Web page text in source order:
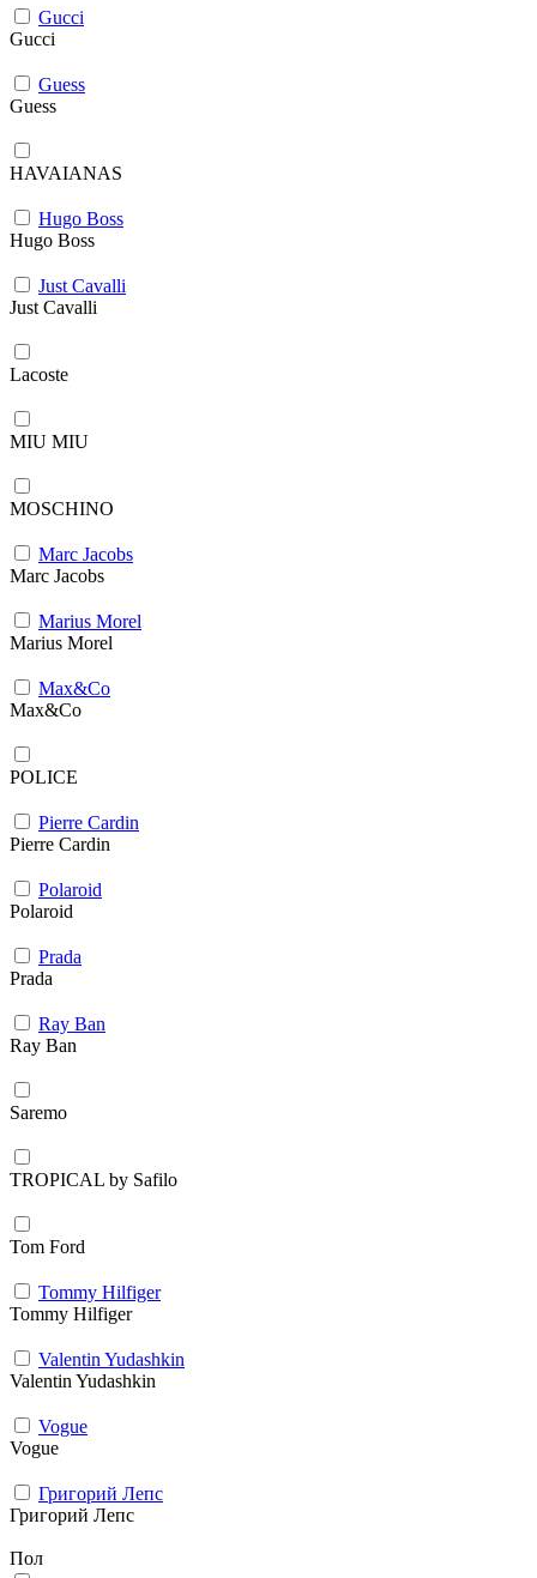
Gucci
Gucci
Guess
Guess
HAVAIANAS
Hugo Boss
Hugo Boss
Just Cavalli
Just Cavalli
Lacoste
MIU MIU
MOSCHINO
Marc Jacobs
Marc Jacobs
Marius Morel
Marius Morel
Max&Co
Max&Co
POLICE
Pierre Cardin
Pierre Cardin
Polaroid
Polaroid
Prada
Prada
Ray Ban
Ray Ban
Saremo
TROPICAL by Safilo
Tom Ford
Tommy Hilfiger
Tommy Hilfiger
Valentin Yudashkin
Valentin Yudashkin
Vogue
Vogue
Григорий Лепс
Григорий Лепс
Пол